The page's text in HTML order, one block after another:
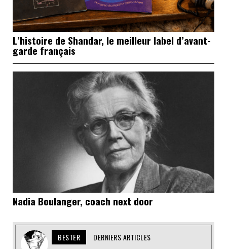
L’histoire de Shandar, le meilleur label d’avant-
garde français
Nadia Boulanger, coach next door
BESTER DERNIERS ARTICLES